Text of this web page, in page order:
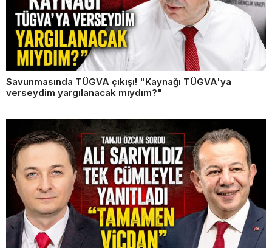
Savunmasında TÜGVA çıkışı! "Kaynağı TÜGVA'ya
verseydim yargılanacak mıydım?"